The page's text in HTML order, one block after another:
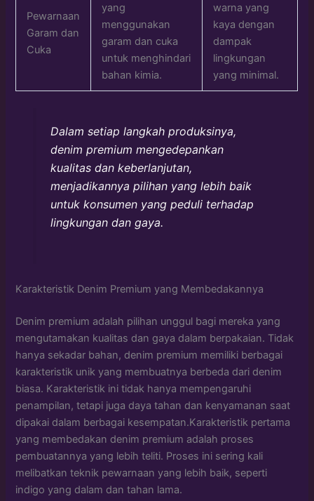
Pewarnaan
Garam dan
Cuka
yang
menggunakan
garam dan cuka
untuk menghindari
bahan kimia.
warna yang
kaya dengan
dampak
lingkungan
yang minimal.
Dalam setiap langkah produksinya,
denim premium mengedepankan
kualitas dan keberlanjutan,
menjadikannya pilihan yang lebih baik
untuk konsumen yang peduli terhadap
lingkungan dan gaya.
Karakteristik Denim Premium yang Membedakannya
Denim premium adalah pilihan unggul bagi mereka yang
mengutamakan kualitas dan gaya dalam berpakaian. Tidak
hanya sekadar bahan, denim premium memiliki berbagai
karakteristik unik yang membuatnya berbeda dari denim
biasa. Karakteristik ini tidak hanya mempengaruhi
penampilan, tetapi juga daya tahan dan kenyamanan saat
dipakai dalam berbagai kesempatan.Karakteristik pertama
yang membedakan denim premium adalah proses
pembuatannya yang lebih teliti. Proses ini sering kali
melibatkan teknik pewarnaan yang lebih baik, seperti
indigo yang dalam dan tahan lama.